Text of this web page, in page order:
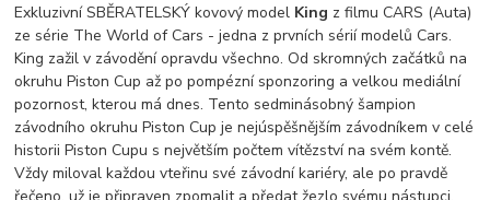
Exkluzivní SBĚRATELSKÝ kovový model King z filmu CARS (Auta)
ze série The World of Cars - jedna z prvních sérií modelů Cars.
King zažil v závodění opravdu všechno. Od skromných začátků na
okruhu Piston Cup až po pompézní sponzoring a velkou mediální
pozornost, kterou má dnes. Tento sedminásobný šampion
závodního okruhu Piston Cup je nejúspěšnějším závodníkem v celé
historii Piston Cupu s největším počtem vítězství na svém kontě.
Vždy miloval každou vteřinu své závodní kariéry, ale po pravdě
řečeno, už je připraven zpomalit a předat žezlo svému nástupci.